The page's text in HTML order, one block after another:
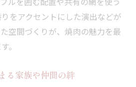
をアクセントにした演出などが
空間づくりが、焼肉の魅力を最
。
る家族や仲間の絆